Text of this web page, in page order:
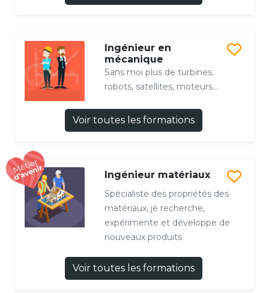
Ingénieur en
mécanique
Sans moi plus de turbines,
robots, satellites, moteurs...
Voir toutes les formations
Ingénieur matériaux
Spécialiste des propriétés des
matériaux, je recherche,
expérimente et développe de
nouveaux produits
Voir toutes les formations